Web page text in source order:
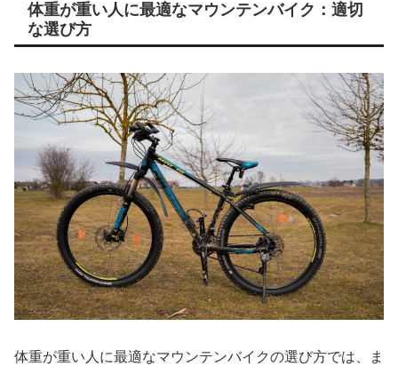
体重が重い人に最適なマウンテンバイク：適切
な選び方
体重が重い人に最適なマウンテンバイクの選び方では、ま